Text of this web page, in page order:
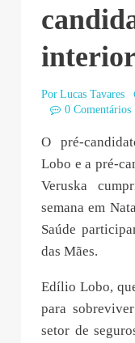
Por Lucas Tavares
0 Comentários
O pré-
Lobo e a pré-
Veruska
semana em
Saúde
das Mães.
Edílio Lobo,
para
setor de